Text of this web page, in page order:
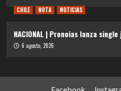
CHILE
NOTA NOTICIAS
NACIONAL | Pronoias lanza
6 agosto, 2026